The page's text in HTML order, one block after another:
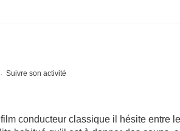
Suivre son activité
conducteur classique il hésite entre